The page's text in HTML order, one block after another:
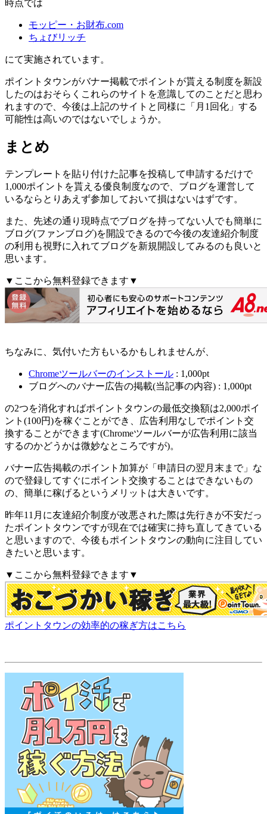
時点では
モッピー・お財布.com
ちょびリッチ
にて実施されています。
ポイントタウンがバナー掲載でポイントが貰える制度を新設
したのはおそらくこれらのサイトを意識してのことだと思わ
れますので、 今後は上記のサイトと同様に「月1回化」する
可能性は高いのではないでしょうか。
まとめ
テンプレートを貼り付けた記事を投稿して申請するだけで
1,000ポイントを貰える優良制度なので、ブログを運営して
いるならとりあえず参加しておいて損はないはずです。
また、先述の通り現時点でブログを持ってない人でも簡単に
ブログ(ファンブログ)を開設できるので今後の友達紹介制度
の利用も視野に入れてブログを新規開設してみるのも良いと
思います。
▼ここから無料登録できます▼
ちなみに、気付いた方もいるかもしれませんが、
Chromeツールバーのインストール : 1,000pt
ブログへのバナー広告の掲載(当記事の内容) : 1,000pt
の2つを消化すればポイントタウンの最低交換額は2,000ポイ
ント(100円)を稼ぐことができ、
広告利用なしでポイント交
換することができます(Chromeツールバーが広告利用に該当
するのかどうかは微妙なところですが)。
バナー広告掲載のポイント加算が「申請日の翌月末まで」な
ので登録してすぐにポイント交換することはできないもの
の、簡単に稼げるというメリットは大きいです。
昨年11月に友達紹介制度が改悪された際は先行きが不安だっ
たポイントタウンですが現在では確実に持ち直してきている
と思いますので、今後もポイントタウンの動向に注目してい
きたいと思います。
▼ここから無料登録できます▼
ポイントタウンの効率的の稼ぎ方はこちら